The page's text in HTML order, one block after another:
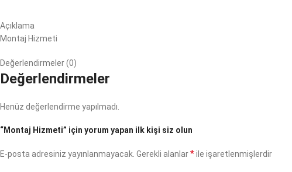
Açıklama
Montaj Hizmeti
Değerlendirmeler (0)
Değerlendirmeler
Henüz değerlendirme yapılmadı.
“Montaj Hizmeti” için yorum yapan ilk kişi siz olun
E-posta adresiniz yayınlanmayacak. Gerekli alanlar*ile işaretlenmişlerdir